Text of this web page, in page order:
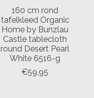
160 cm rond
tafelkleed Organic
Home by Bunzlau
Castle tablecloth
round Desert Pearl
White 6516-g
€59,95